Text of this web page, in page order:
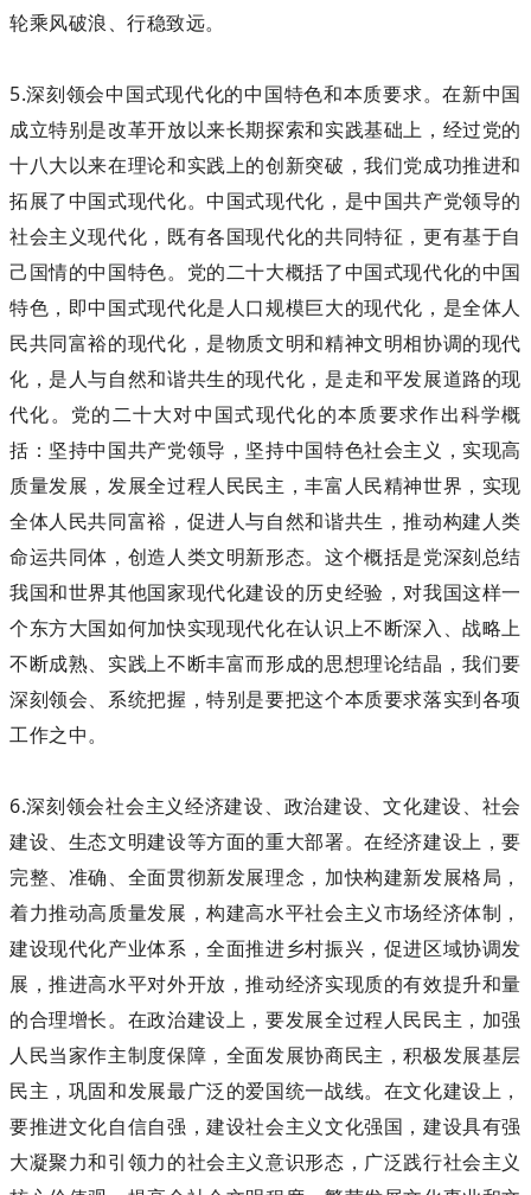
轮乘风破浪、行稳致远。
5.深刻领会中国式现代化的中国特色和本质要求。在新中国
成立特别是改革开放以来长期探索和实践基础上，经过党的
十八大以来在理论和实践上的创新突破，我们党成功推进和
拓展了中国式现代化。中国式现代化，是中国共产党领导的
社会主义现代化，既有各国现代化的共同特征，更有基于自
己国情的中国特色。党的二十大概括了中国式现代化的中国
特色，即中国式现代化是人口规模巨大的现代化，是全体人
民共同富裕的现代化，是物质文明和精神文明相协调的现代
化，是人与自然和谐共生的现代化，是走和平发展道路的现
代化。党的二十大对中国式现代化的本质要求作出科学概
括：坚持中国共产党领导，坚持中国特色社会主义，实现高
质量发展，发展全过程人民民主，丰富人民精神世界，实现
全体人民共同富裕，促进人与自然和谐共生，推动构建人类
命运共同体，创造人类文明新形态。这个概括是党深刻总结
我国和世界其他国家现代化建设的历史经验，对我国这样一
个东方大国如何加快实现现代化在认识上不断深入、战略上
不断成熟、实践上不断丰富而形成的思想理论结晶，我们要
深刻领会、系统把握，特别是要把这个本质要求落实到各项
工作之中。
6.深刻领会社会主义经济建设、政治建设、文化建设、社会
建设、生态文明建设等方面的重大部署。在经济建设上，要
完整、准确、全面贯彻新发展理念，加快构建新发展格局，
着力推动高质量发展，构建高水平社会主义市场经济体制，
建设现代化产业体系，全面推进乡村振兴，促进区域协调发
展，推进高水平对外开放，推动经济实现质的有效提升和量
的合理增长。在政治建设上，要发展全过程人民民主，加强
人民当家作主制度保障，全面发展协商民主，积极发展基层
民主，巩固和发展最广泛的爱国统一战线。在文化建设上，
要推进文化自信自强，建设社会主义文化强国，建设具有强
大凝聚力和引领力的社会主义意识形态，广泛践行社会主义